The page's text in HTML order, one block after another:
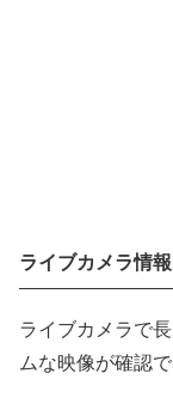
ライブカメラ情報
ライブカメラで
ムな映像が確認で